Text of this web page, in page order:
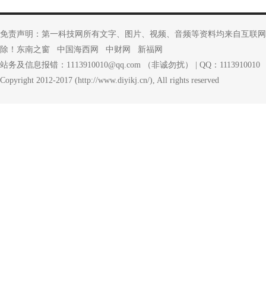
免责声明：第一科技网所有文字、图片、视频、音频等资料均来自互联
除！ 东南之窗 中国海西网 中财网
新福网
站务及信息报错：1113910010@qq.com （非诚勿扰） | QQ：1113910010
Copyright 2012-2017 (http://www.diyikj.cn/), All rights reserved